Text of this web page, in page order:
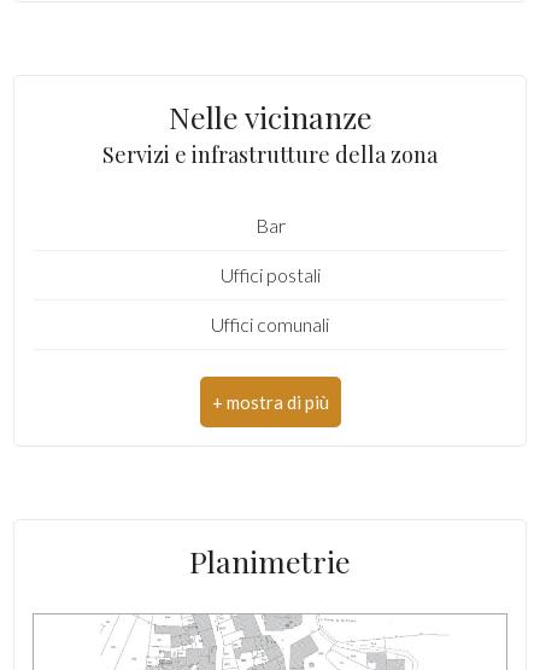
Camere: 3
Locali: 6
Stato conservazione: Grezzo
Numero posti auto scoperti: 2
Piano: Edificio
Piani totali: 2
Infissi: no
Appartamenti Totali: 1
Nelle vicinanze
Servizi e infrastrutture della zona
Bar
Uffici postali
Uffici comunali
Planimetrie